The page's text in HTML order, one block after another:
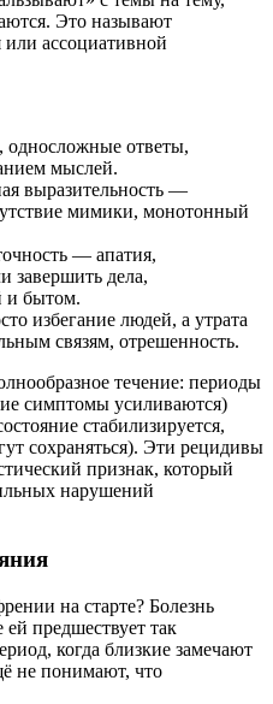
Это называют
ассоциативной
односложные ответы,
мыслей.
выразительность —
мимики, монотонный
— апатия,
завершить дела,
и бытом.
избегание людей, а утрата
связям, отрешенность.
течение: периоды
симптомы усиливаются)
стабилизируется,
сохраняться). Эти рецидивы
признак, который
нарушений
на старте? Болезнь
предшествует так
когда близкие замечают
не понимают, что